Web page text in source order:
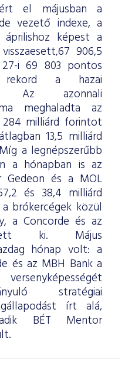
el májusban a
vezető indexe, a
képest a
906,5
i 69 803 pontos
rekord a hazai
Az azonnali
meghaladta az
milliárd forintot
13,5 milliárd
a legnépszerűbb
a hónapban is az
Gedeon és a MOL
és 38,4 milliárd
brókercégek közül
a Concorde és az
ki. Május
hónap volt: a
és az MBH Bank a
stratégiai
írt alá,
BÉT Mentor